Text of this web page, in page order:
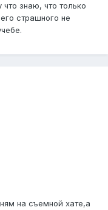
знаю, что только
страшного не
на съемной хате,а